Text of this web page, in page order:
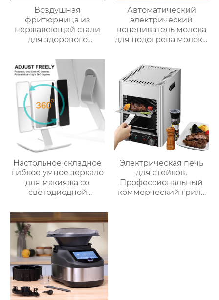
Воздушная
фритюрница из
нержавеющей стали
для здорового
с низким
содержанием жира
электрическая
воздушная
фритюрница Тостер
духовка воздушная
фритюрница
Автоматический
электрический
вспениватель молока
для подогрева молока,
нержавеющей стали,
домашний
пароварочный
аппарат для молока
Настольное складное
гибкое умное зеркало
для макияжа со
светодиодной
Электрическая печь
для стейков,
Профессиональный
коммерческий гриль